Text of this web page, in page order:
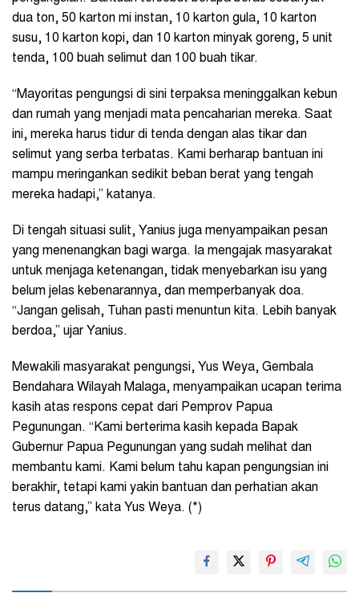
dua ton, 50 karton mi instan, 10 karton gula, 10 karton
susu, 10 karton kopi, dan 10 karton minyak goreng, 5 unit
tenda, 100 buah selimut dan 100 buah tikar.
“Mayoritas pengungsi di sini terpaksa meninggalkan kebun
dan rumah yang menjadi mata pencaharian mereka. Saat
ini, mereka harus tidur di tenda dengan alas tikar dan
selimut yang serba terbatas. Kami berharap bantuan ini
mampu meringankan sedikit beban berat yang tengah
mereka hadapi,” katanya.
Di tengah situasi sulit, Yanius juga menyampaikan pesan
yang menenangkan bagi warga. Ia mengajak masyarakat
untuk menjaga ketenangan, tidak menyebarkan isu yang
belum jelas kebenarannya, dan memperbanyak doa.
“Jangan gelisah, Tuhan pasti menuntun kita. Lebih banyak
berdoa,” ujar Yanius.
Mewakili masyarakat pengungsi, Yus Weya, Gembala
Bendahara Wilayah Malaga, menyampaikan ucapan terima
kasih atas respons cepat dari Pemprov Papua
Pegunungan. “Kami berterima kasih kepada Bapak
Gubernur Papua Pegunungan yang sudah melihat dan
membantu kami. Kami belum tahu kapan pengungsian ini
berakhir, tetapi kami yakin bantuan dan perhatian akan
terus datang,” kata Yus Weya. (*)